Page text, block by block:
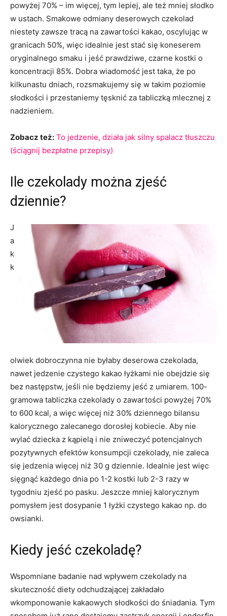
powyżej 70% – im więcej, tym lepiej, ale też mniej słodko
w ustach. Smakowe odmiany deserowych czekolad
niestety zawsze tracą na zawartości kakao, oscylując w
granicach 50%, więc idealnie jest stać się koneserem
oryginalnego smaku i jeść prawdziwe, czarne kostki o
koncentracji 85%. Dobra wiadomość jest taka, że po
kilkunastu dniach, rozsmakujemy się w takim poziomie
słodkości i przestaniemy tęsknić za tabliczką mlecznej z
nadzieniem.
Zobacz też: To jedzenie, działa jak silny spalacz tłuszczu
(ściągnij bezpłatne przepisy)
Ile czekolady można zjeść
dziennie?
J
a
k
k
olwiek dobroczynna nie byłaby deserowa czekolada,
nawet jedzenie czystego kakao łyżkami nie obejdzie się
bez następstw, jeśli nie będziemy jeść z umiarem. 100-
gramowa tabliczka czekolady o zawartości powyżej 70%
to 600 kcal, a więc więcej niż 30% dziennego bilansu
kalorycznego zalecanego dorosłej kobiecie. Aby nie
wylać dziecka z kąpielą i nie zniweczyć potencjalnych
pozytywnych efektów konsumpcji czekolady, nie zaleca
się jedzenia więcej niż 30 g dziennie. Idealnie jest więc
sięgnąć każdego dnia po 1-2 kostki lub 2-3 razy w
tygodniu zjeść po pasku. Jeszcze mniej kalorycznym
pomysłem jest dosypanie 1 łyżki czystego kakao np. do
owsianki.
Kiedy jeść czekoladę?
Wspomniane badanie nad wpływem czekolady na
skuteczność diety odchudzającej zakładało
wkomponowanie kakaowych słodkości do śniadania. Tym